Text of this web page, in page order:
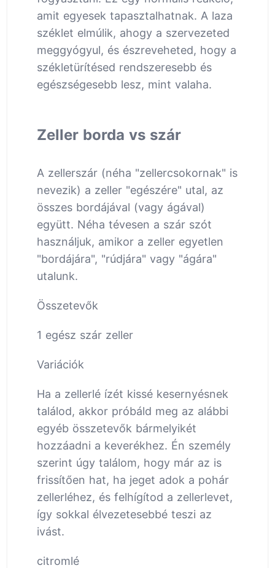
amit egyesek tapasztalhatnak. A laza
széklet elmúlik, ahogy a szervezeted
meggyógyul, és észreveheted, hogy a
székletürítésed rendszeresebb és
egészségesebb lesz, mint valaha.
Zeller borda vs szár
A zellerszár (néha "zellercsokornak" is
nevezik) a zeller "egészére" utal, az
összes bordájával (vagy ágával)
együtt. Néha tévesen a szár szót
használjuk, amikor a zeller egyetlen
"bordájára", "rúdjára" vagy "ágára"
utalunk.
Összetevők
1 egész szár zeller
Variációk
Ha a zellerlé ízét kissé kesernyésnek
találod, akkor próbáld meg az alábbi
egyéb összetevők bármelyikét
hozzáadni a keverékhez. Én személy
szerint úgy találom, hogy már az is
frissítően hat, ha jeget adok a pohár
zellerléhez, és felhígítod a zellerlevet,
így sokkal élvezetesebbé teszi az
ivást.
citromlé